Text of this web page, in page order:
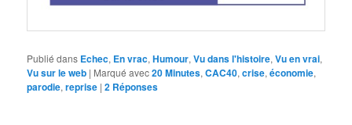
Publié dans Echec, En vrac,Humour,Vu dans l'histoire,Vu en vrai,
Vu sur le web | Marqué avec20 Minutes,CAC40,crise,économie,
parodie,reprise |2 Réponses